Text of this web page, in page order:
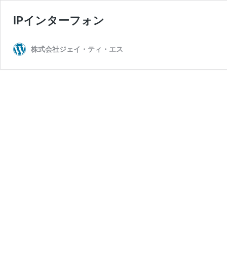
IPインターフォン
株式会社ジェイ・ティ・エス